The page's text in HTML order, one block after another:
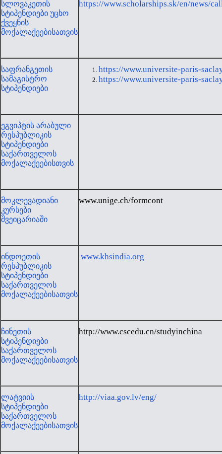
სლოვაკეთის
სტიპენდიები უცხო
ქვეყნის
მოქალაქეებისათვის
https://www.scholarships.sk/en/news/
საფრანგეთის
სამაგისტრო
სტიპენდიები
https://www.universite-paris-
https://www.universite-paris-
ეგვიპტის არაბული
რესპუბლიკის
სტიპენდიები
საქართველოს
მოქალაქეებისთვის
მოკლევადიანი
კურსები
შვეიცარიაში
www.unige.ch/formcont
ინდოეთის
რესპუბლიკის
სტიპენდიები
საქართველოს
მოქალაქეებისათვის
www.khsindia.org
ჩინეთის
სტიპენდიები
საქართველოს
მოქალაქეებისათვის
http://www.cscedu.cn/studyinchina
ლატვიის
სტიპენდიები
საქართველოს
მოქალაქეებისათვის
http://viaa.gov.lv/eng/